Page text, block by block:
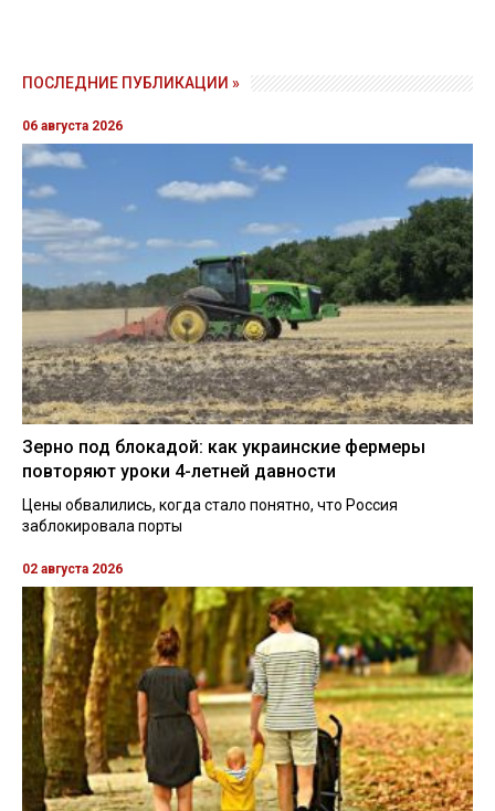
ПОСЛЕДНИЕ ПУБЛИКАЦИИ »
06 августа 2026
Зерно под блокадой: как украинские фермеры
повторяют уроки 4-летней давности
Цены обвалились, когда стало понятно, что Россия
заблокировала порты
02 августа 2026